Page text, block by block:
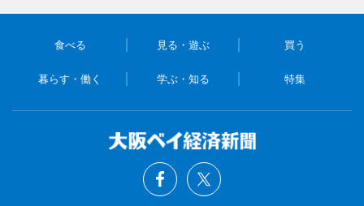
食べる 見る・遊ぶ 買う
暮らす・働く 学ぶ・知る 特集